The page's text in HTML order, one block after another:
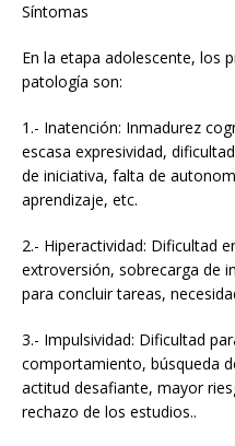
Síntomas
En la etapa adolescente, los
patología son:
1.- Inatención: Inmadurez
escasa expresividad,
de iniciativa, falta de
aprendizaje, etc.
2.- Hiperactividad: Dificultad
extroversión, sobrecarga de
para concluir tareas,
3.- Impulsividad: Dificultad
comportamiento, búsqueda
actitud desafiante, mayor
rechazo de los estudios..